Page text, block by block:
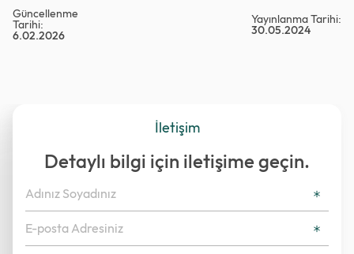
Güncellenme
Tarihi:
6.02.2026
Yayınlanma Tarihi:
30.05.2024
İletişim
Detaylı bilgi için iletişime geçin.